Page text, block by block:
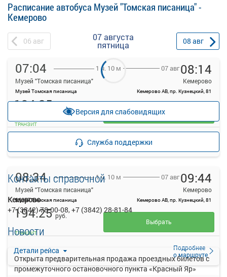
Расписание автобуса Музей "Томская писаница" -
Кемерово
06 авг 07 августа
пятница 08 авг
07:04
Музей "Томская писаница"
Музей Томская писаница
1 ч. 10 м 07 авг08:14
Кемерово
Кемерово АВ, пр. Кузнецкий, 81
194.25 руб.
ТРАНЗИТ
Выбрать
08:34
Музей "Томская писаница"
Музей Томская писаница
1 ч. 10 м 07 авг09:44
Кемерово
Кемерово АВ, пр. Кузнецкий, 81
Детали рейса
Подробнее
о маршруте
194.25 руб.
ТРАНЗИТ
Выбрать
Версия для слабовидящих
Служба поддержки
Контакты справочной
Кемерово
+7 (3842) 78-00-08, +7 (3842) 28-81-84
Новости
Открыта предварительная продажа проездных билетов с
промежуточного остановочного пункта «Красный Яр»